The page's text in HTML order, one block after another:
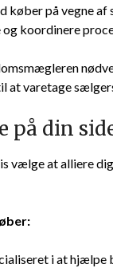
køber på vegne
koordinere
varetage
på din
vælge at alliere
i at hjælpe